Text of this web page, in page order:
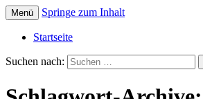
Der Dritte Spieler
Menü Springe zum Inhalt
Startseite
Suchen nach: